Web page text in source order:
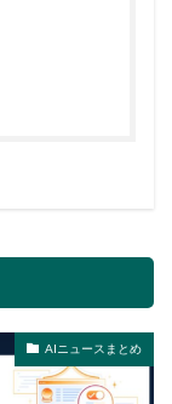
AIニュースまとめ